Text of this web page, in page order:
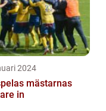
2024
mästarnas
in